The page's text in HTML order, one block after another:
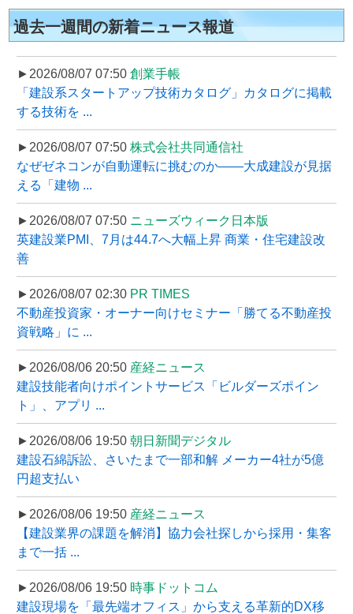
過去一週間の新着ニュース報道
►2026/08/07 07:50 創業手帳
「建設系スタートアップ技術カタログ」カタログに掲載
する技術を ...
►2026/08/07 07:50 株式会社共同通信社
なぜゼネコンが自動運転に挑むのか――大成建設が見据
える「建物 ...
►2026/08/07 07:50 ニューズウィーク日本版
英建設業PMI、7月は44.7へ大幅上昇 商業・住宅建設改
善
►2026/08/07 02:30 PR TIMES
不動産投資家・オーナー向けセミナー「勝てる不動産投
資戦略」に ...
►2026/08/06 20:50 産経ニュース
建設技能者向けポイントサービス「ビルダーズポイン
ト」、アプリ ...
►2026/08/06 19:50 朝日新聞デジタル
建設石綿訴訟、さいたまで一部和解 メーカー4社が5億
円超支払い
►2026/08/06 19:50 産経ニュース
【建設業界の課題を解消】協力会社探しから採用・集客
まで一括 ...
►2026/08/06 19:50 時事ドットコム
建設現場を「最先端オフィス」から支える革新的DX移